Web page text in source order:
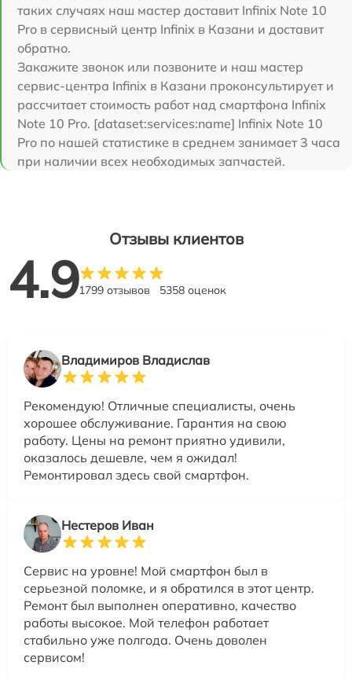
таких случаях наш мастер доставит Infinix Note 10
Pro в сервисный центр Infinix в Казани и доставит
обратно.
Закажите звонок или позвоните и наш мастер
сервис-центра Infinix в Казани проконсультирует и
рассчитает стоимость работ над смартфона Infinix
Note 10 Pro. [dataset:services:name] Infinix Note 10
Pro по нашей статистике в среднем занимает 3 часа
при наличии всех необходимых запчастей.
Отзывы клиентов
4.91799 отзывов 5358 оценок
Владимиров Владислав
Рекомендую! Отличные специалисты, очень
хорошее обслуживание. Гарантия на свою
работу. Цены на ремонт приятно удивили,
оказалось дешевле, чем я ожидал!
Ремонтировал здесь свой смартфон.
Нестеров Иван
Сервис на уровне! Мой смартфон был в
серьезной поломке, и я обратился в этот центр.
Ремонт был выполнен оперативно, качество
работы высокое. Мой телефон работает
стабильно уже полгода. Очень доволен
сервисом!